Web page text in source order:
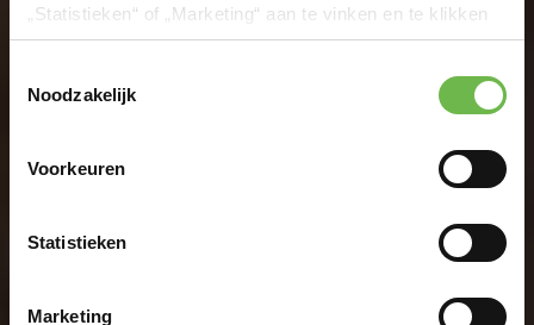
„Statistieken“ of „Marketing“ aan te vinken en te klikken
op "Selectie handmatig instellen", stemt u er ook mee in
overeenstemming met Art. 49 (1) zin 1 lit. a DSGVO. De
VS zijn door het Europees Hof van Justitie beoordeeld
gegevensbescherming volgens EU-normen. In het
Amerikaanse autoriteiten worden verwerkt voor controle-
en toezichtdoeleinden, mogelijk ook zonder enig
Noodzakelijk
Voorkeuren
Statistieken
Marketing